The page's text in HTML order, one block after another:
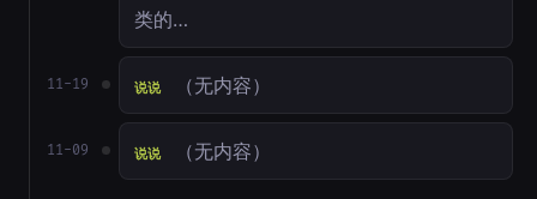
类的…
11-19 说说 （无内容）
11-09 说说 （无内容）